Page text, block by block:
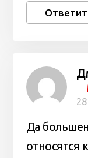
Да
относятся